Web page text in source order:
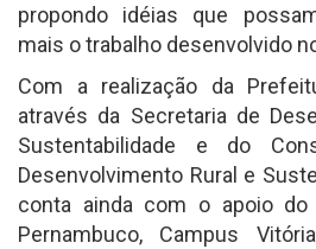
propondo idéias que
mais o trabalho desenvolvido
Com a realização da
através da Secretaria de
Sustentabilidade e do
Desenvolvimento Rural e
conta ainda com o apoio do
Pernambuco, Campus